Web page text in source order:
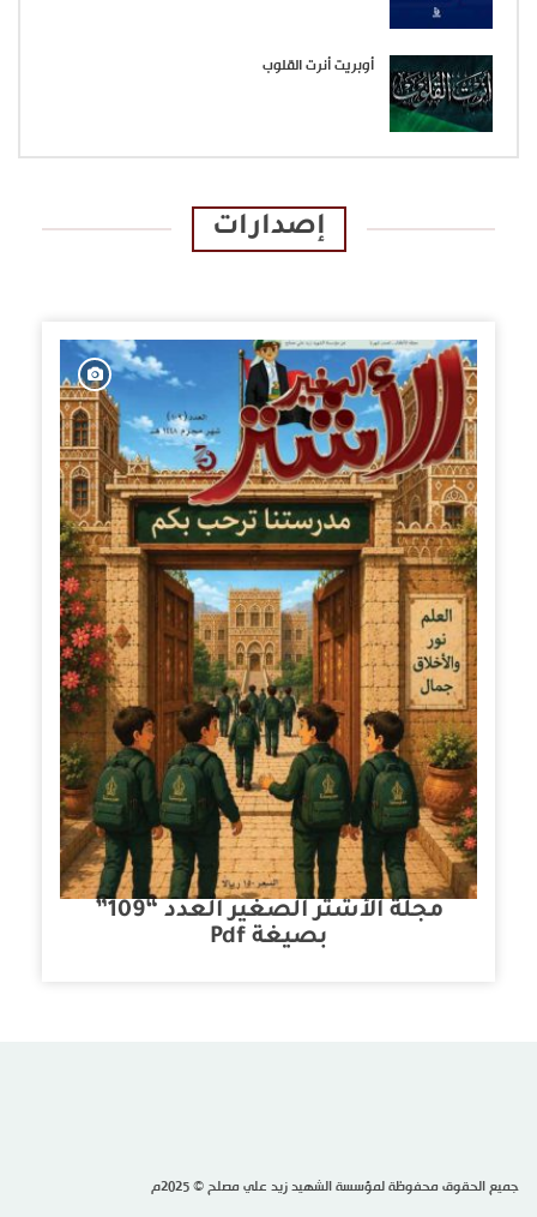
أوبريت أنرت القلوب
إصدارات
مجلة الأشتر الصغير العدد “109”
بصيغة Pdf
جميع الحقوق محفوظة لمؤسسة الشهيد زيد علي مصلح © 2025م